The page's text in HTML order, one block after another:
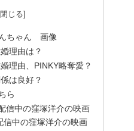
ちゃん 画像
理由は？
理由、PINKY略奪愛？
は良好？
ら
信中の窪塚洋介の映画
信中の窪塚洋介の映画